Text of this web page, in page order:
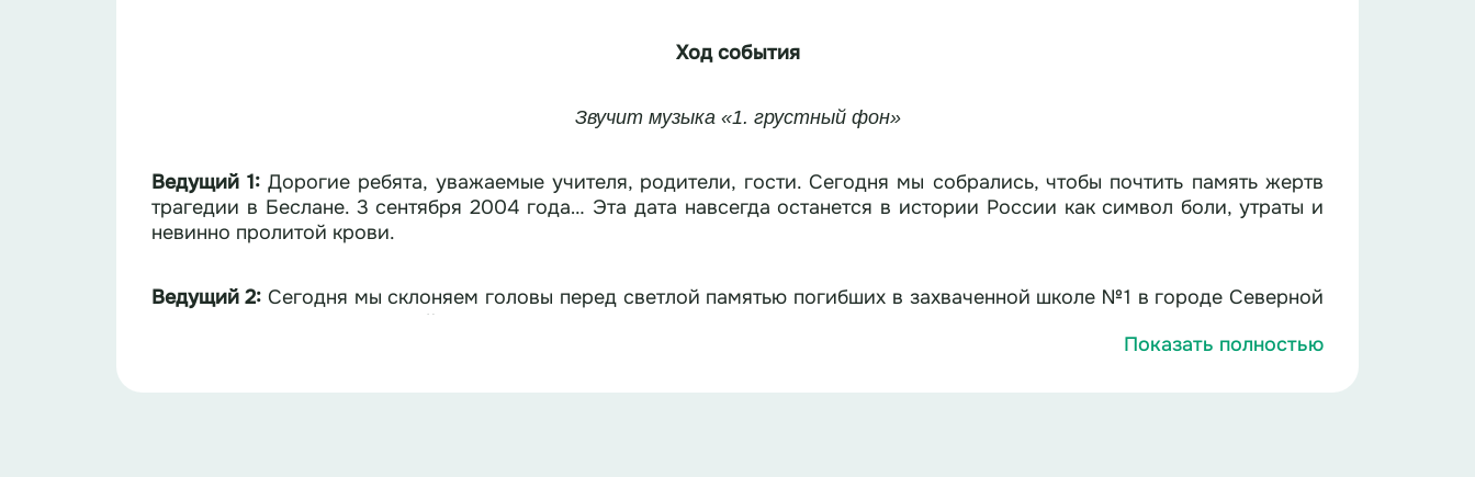
Ход события
Звучит музыка «1. грустный фон»
Ведущий 1: Дорогие ребята, уважаемые учителя, родители, гости. Сегодня мы собрались, чтобы почтить память жертв
трагедии в Беслане. 3 сентября 2004 года… Эта дата навсегда останется в истории России как символ боли, утраты и
невинно пролитой крови.
Ведущий 2: Сегодня мы склоняем головы перед светлой памятью погибших в захваченной школе №1 в городе Северной
Осетии и выражаем глубочайшие соболезнования их родным и близким.
Показать полностью